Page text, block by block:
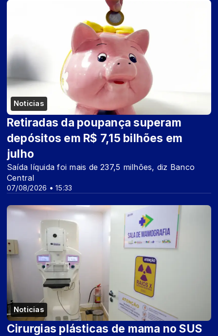
Noticias
07/08/2026 • 15:33
Retiradas da poupança superam
depósitos em R$ 7,15 bilhões em
julho
Saída líquida foi mais de 237,5 milhões, diz Banco
Central
Noticias
Cirurgias plásticas de mama no SUS